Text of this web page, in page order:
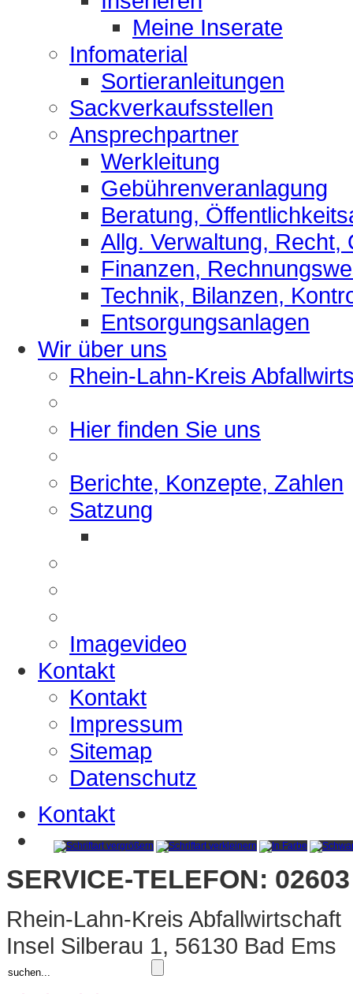
Meine Inserate
Infomaterial
Sortieranleitungen
Sackverkaufsstellen
Ansprechpartner
Werkleitung
Gebührenveranlagung
Beratung,
Allg. Verwaltung, Recht,
Finanzen,
Technik, Bilanzen,
Entsorgungsanlagen
Wir über uns
Rhein-Lahn-Kreis
Hier finden Sie uns
Berichte, Konzepte, Zahlen
Satzung
Imagevideo
Kontakt
Kontakt
Impressum
Sitemap
Datenschutz
Kontakt
SERVICE-TELEFON:
Rhein-Lahn-Kreis Abfallwirtschaft
Insel Silberau 1, 56130 Bad Ems